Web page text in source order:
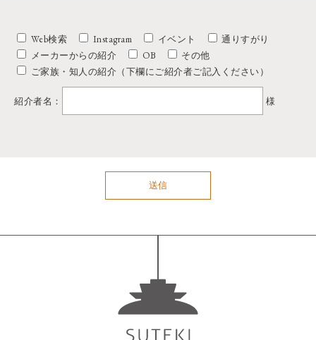
Web検索 Instagram イベント
通りすがり
メーカーからの紹介
OB
その他
ご家族・知人の紹介（下欄にご紹介者ご記入ください）
紹介者名： 様